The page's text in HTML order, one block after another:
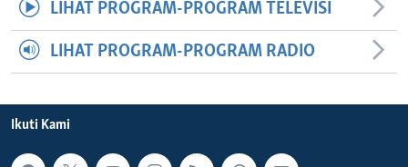
LIHAT PROGRAM-PROGRAM TELEVISI
LIHAT PROGRAM-PROGRAM RADIO
Ikuti Kami